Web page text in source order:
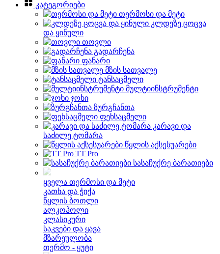
კატეგორიები
თერმოსი და მეტი
კლდეზე ცოცვა
და ყინული
თოვლი
გადარჩენა
ფანარი
მზის სათვალე
ტანსაცმელი
მულტიინსტრუმენტი
ჯოხი
ზურგჩანთა
ფეხსაცმელი
კარავი და
საძილე ტომარა
წყლის აქსესუარები
TT Pro
სასაჩუქრე ბარათიები
ყველა თერმოსი და მეტი
კათხა და ჭიქა
წყლის ბოთლი
ალკოჰოლი
კლასიკური
საკვები და ყავა
მზარეულობა
თერმო - ყუტი